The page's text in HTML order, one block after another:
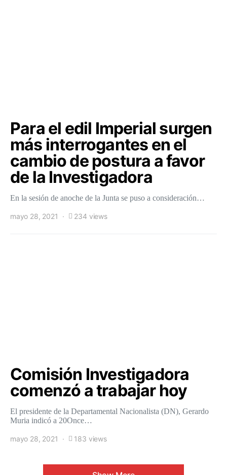
Para el edil Imperial surgen
más interrogantes en el
cambio de postura a favor
de la Investigadora
En la sesión de anoche de la Junta se puso a consideración…
mayo 28, 2021 234 views
Comisión Investigadora
comenzó a trabajar hoy
El presidente de la Departamental Nacionalista (DN), Gerardo
Muria indicó a 20Once…
mayo 28, 2021 183 views